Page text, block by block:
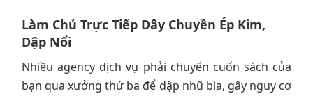
Làm Chủ Trực Tiếp Dây Chuyền Ép Kim,
Dập Nổi
Nhiều agency dịch vụ phải chuyển cuốn sách của
bạn qua xưởng thứ ba để dập nhũ bìa, gây nguy cơ